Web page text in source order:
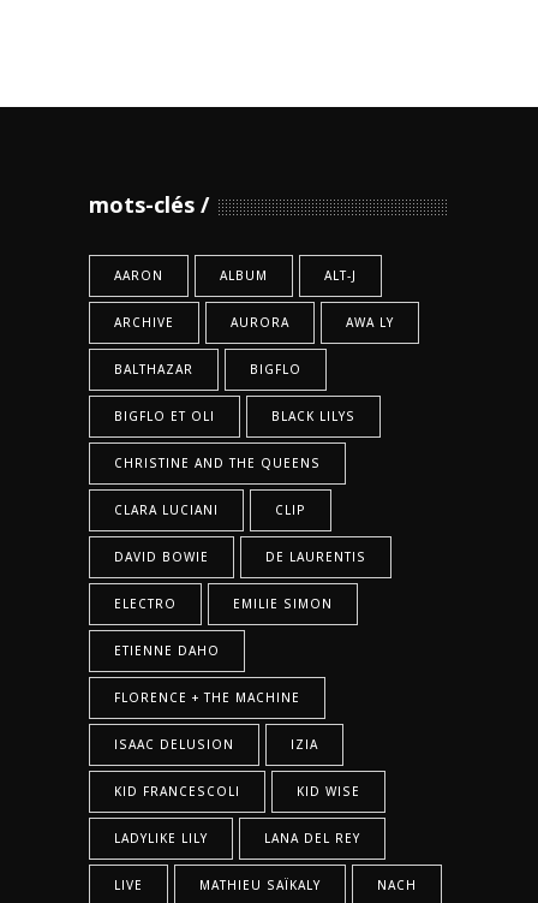
mots-clés
AARON ALBUM ALT-J
ARCHIVE AURORA AWA LY
BALTHAZAR BIGFLO
BIGFLO ET OLI BLACK LILYS
CHRISTINE AND THE QUEENS
CLARA LUCIANI CLIP
DAVID BOWIE DE LAURENTIS
ELECTRO EMILIE SIMON
ETIENNE DAHO
FLORENCE + THE MACHINE
ISAAC DELUSION IZIA
KID FRANCESCOLI KID WISE
LADYLIKE LILY LANA DEL REY
LIVE MATHIEU SAÏKALY NACH